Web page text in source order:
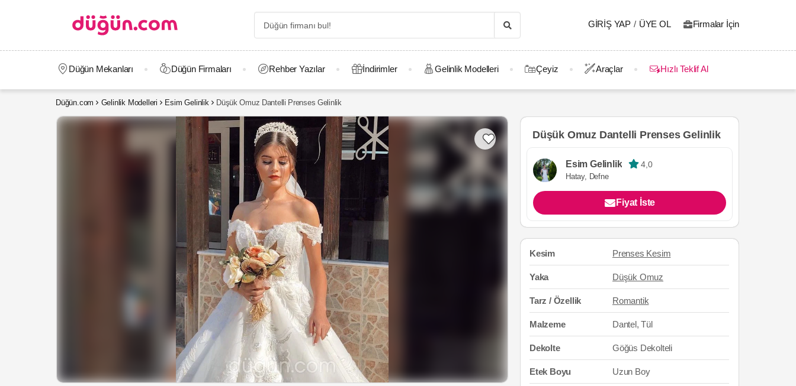
GIRIŞ YAP / ÜYE OL Firmalar İçin
Düğün Mekanları Düğün Firmaları Rehber Yazılar İndirimler Gelinlik Modelleri Çeyiz Araçlar Hızlı Teklif Al
Düğün.com Gelinlik Modelleri Esim Gelinlik Düşük Omuz Dantelli Prenses Gelinlik
Düşük Omuz Dantelli Prenses Gelinlik
Esim Gelinlik 4,0
Hatay, Defne
Fiyat İste
Kesim Prenses Kesim
Yaka Düşük Omuz
Tarz / Özellik Romantik
Malzeme Dantel, Tül
Dekolte Göğüs Dekolteli
Etek Boyu Uzun Boy